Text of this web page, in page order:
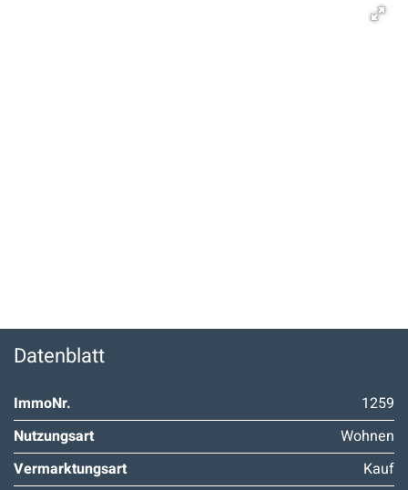
Datenblatt
ImmoNr.
1259
Nutzungsart
Wohnen
Vermarktungsart
Kauf